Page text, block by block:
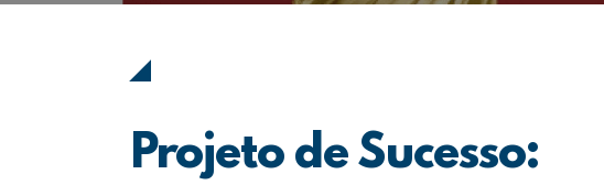
Projeto de Sucesso: